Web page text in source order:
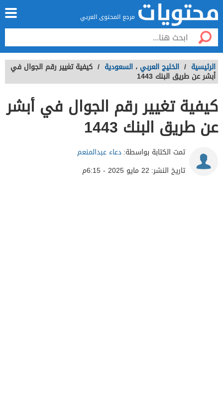
مرجع المحتوى العربي
الرئيسية / الخليج العربي ، السعودية / كيفية تغيير رقم الجوال في
أبشر عن طريق البنك 1443
كيفية تغيير رقم الجوال في أبشر
عن طريق البنك 1443
تمت الكتابة بواسطة:دعاء عبدالمنعم
تاريخ النشر: 22 مايو 2025 - 6:15م